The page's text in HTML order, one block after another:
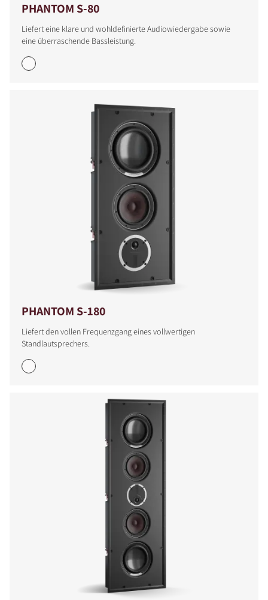
PHANTOM S-80
Liefert eine klare und wohldefinierte Audiowiedergabe sowie
eine überraschende Bassleistung.
PHANTOM S-180
Liefert den vollen Frequenzgang eines vollwertigen
Standlautsprechers.